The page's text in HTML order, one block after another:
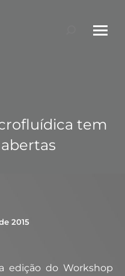
Search:
tem
2015
edição do Workshop